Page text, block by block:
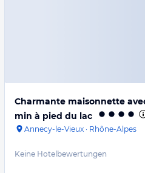
Charmante maisonnette
min à pied du lac
Annecy-le-Vieux · Rhône-Alpes
Keine Hotelbewertungen